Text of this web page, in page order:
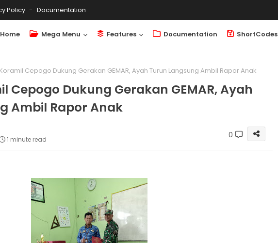
Policy Documentation
Home Mega Menu Features Documentation ShortCodes
Cepogo Dukung Gerakan GEMAR, Ayah Turun Langsung Ambil Rapor Anak
Cepogo Dukung Gerakan GEMAR, Ayah
Ambil Rapor Anak
1 minute read 0